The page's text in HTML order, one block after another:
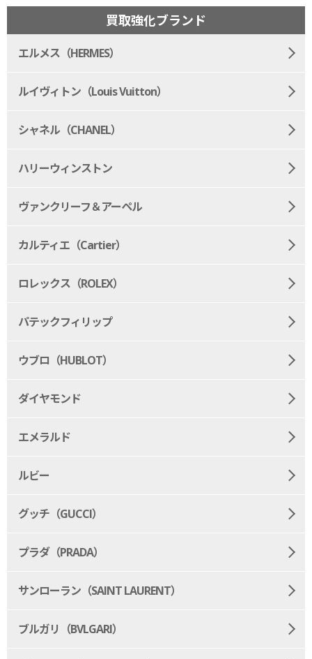
買取強化ブランド
エルメス（HERMES）
ルイヴィトン（Louis Vuitton）
シャネル（CHANEL）
ハリーウィンストン
ヴァンクリーフ＆アーペル
カルティエ（Cartier）
ロレックス（ROLEX）
パテックフィリップ
ウブロ（HUBLOT）
ダイヤモンド
エメラルド
ルビー
グッチ（GUCCI）
プラダ（PRADA）
サンローラン（SAINT LAURENT）
ブルガリ（BVLGARI）